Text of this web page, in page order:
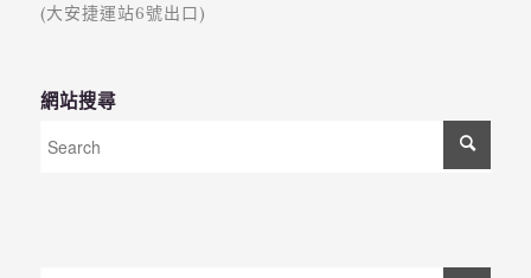
(大安捷運站6號出口)
網站搜尋